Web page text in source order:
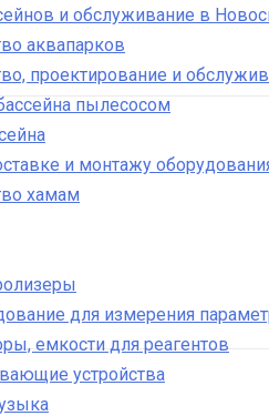
и обслуживание в
аквапарков
проектирование и
пылесосом
и монтажу
хамам
для измерения
емкости для реагентов
устройства